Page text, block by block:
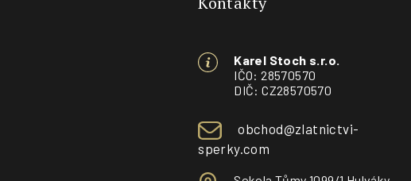
Karel Stoch s.r.o.
IČO: 28570570
DIČ: CZ28570570
obchod@zlatnictvi-
sperky.com